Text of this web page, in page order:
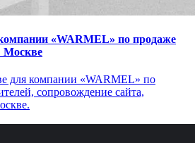
«WARMEL» по продаже
Москве
для компании «WARMEL» по
сопровождение сайта,